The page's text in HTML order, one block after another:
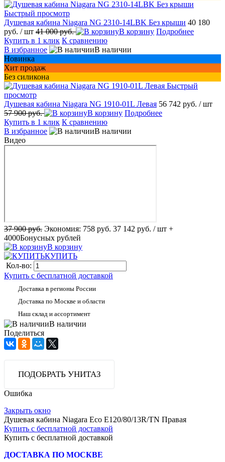
Быстрый просмотр
Душевая кабина Niagara NG 2310-14LBK Без крыши 40 180
руб. / шт 41 000 руб. В корзину Подробнее
Купить в 1 клик К сравнению
В избранное
В наличии
Новинка
Хит продаж
Без силикона
Быстрый
просмотр
Душевая кабина Niagara NG 1910-01L Левая 56 742 руб. / шт
57 900 руб.
В корзину Подробнее
Купить в 1 клик К сравнению
В избранное
В наличии
Видео
37 900 руб. Экономия: 758 руб. 37 142 руб. / шт +
4000Бонусных рублей
В корзину
КУПИТЬ
Кол-во:
Купить с бесплатной доставкой
Доставка в регионы России
Доставка по Москве и области
Наш склад и ассортимент
В наличии
Поделиться
ПОДОБРАТЬ УНИТАЗ
Ошибка
Закрыть окно
Душевая кабина Niagara Eco E120/80/13R/ТN Правая
Купить с бесплатной доставкой
Купить с бесплатной доставкой
ДОСТАВКА ПО МОСКВЕ